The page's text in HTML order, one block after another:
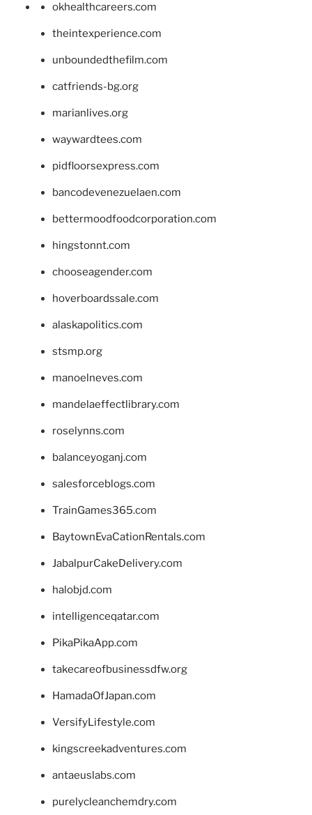
okhealthcareers.com
theintexperience.com
unboundedthefilm.com
catfriends-bg.org
marianlives.org
waywardtees.com
pidfloorsexpress.com
bancodevenezuelaen.com
bettermoodfoodcorporation.com
hingstonnt.com
chooseagender.com
hoverboardssale.com
alaskapolitics.com
stsmp.org
manoelneves.com
mandelaeffectlibrary.com
roselynns.com
balanceyoganj.com
salesforceblogs.com
TrainGames365.com
BaytownEvaCationRentals.com
JabalpurCakeDelivery.com
halobjd.com
intelligenceqatar.com
PikaPikaApp.com
takecareofbusinessdfw.org
HamadaOfJapan.com
VersifyLifestyle.com
kingscreekadventures.com
antaeuslabs.com
purelycleanchemdry.com